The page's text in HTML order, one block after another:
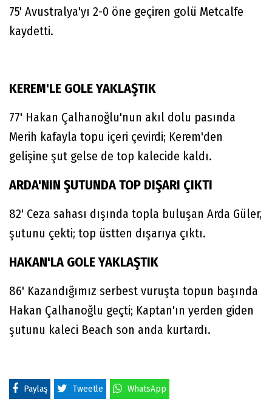
75' Avustralya'yı 2-0 öne geçiren golü Metcalfe
kaydetti.
KEREM'LE GOLE YAKLAŞTIK
77' Hakan Çalhanoğlu'nun akıl dolu pasında
Merih kafayla topu içeri çevirdi; Kerem'den
gelişine şut gelse de top kalecide kaldı.
ARDA'NIN ŞUTUNDA TOP DIŞARI ÇIKTI
82' Ceza sahası dışında topla buluşan Arda Güler,
şutunu çekti; top üstten dışarıya çıktı.
HAKAN'LA GOLE YAKLAŞTIK
86' Kazandığımız serbest vuruşta topun başında
Hakan Çalhanoğlu geçti; Kaptan'ın yerden giden
şutunu kaleci Beach son anda kurtardı.
Paylaş Tweetle WhatsApp